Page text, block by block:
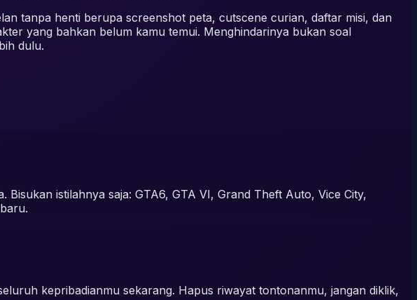
tanpa henti berupa screenshot peta, cutscene curian, daftar misi, dan
yang bahkan belum kamu temui. Menghindarinya bukan soal
dulu.
istilahnya saja: GTA6, GTA VI, Grand Theft Auto, Vice City,
kepribadianmu sekarang. Hapus riwayat tontonanmu, jangan diklik,